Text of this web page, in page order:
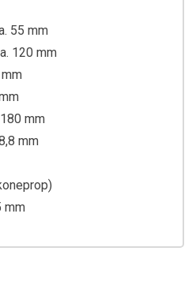
55 mm
120 mm
180 mm
mm
mm